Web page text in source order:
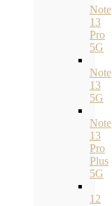
Note
13
Pro
5G
Note
13
5G
Note
13
Pro
Plus
5G
12